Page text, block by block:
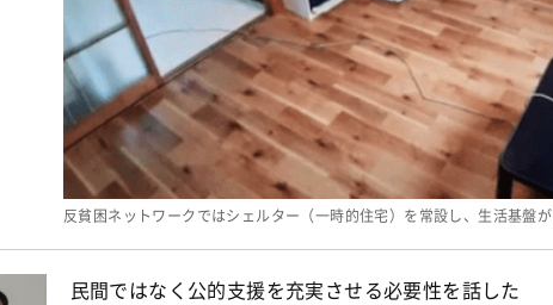
反貧困ネットワークではシェルター（一時的住宅）を常設し、生活基盤
民間ではなく公的支援を充実させる必要性を話した